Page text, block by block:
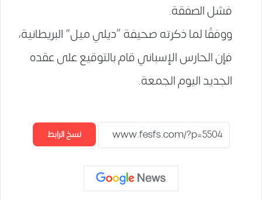
فشل الصفقة.
ووفقًا لما ذكرته صحيفة “ديلي ميل” البريطانية،
فإن الحارس الإسباني قام بالتوقيع على عقده
الجديد اليوم الجمعة.
نسخ الرابط